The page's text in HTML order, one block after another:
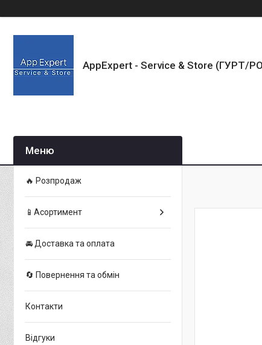
AppExpert - Service & Store (ГУРТ/
🔥 Розпродаж
📱Асортимент
🚘 Доставка та оплата
🔄 Повернення та обмін
Контакти
Відгуки